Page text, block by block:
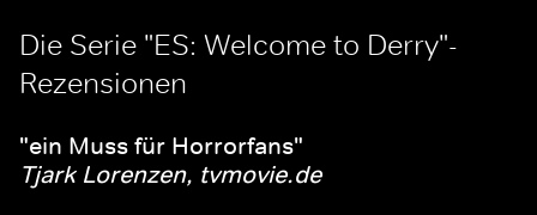
Die Serie "ES: Welcome to Derry"-
Rezensionen
"ein Muss für Horrorfans"
Tjark Lorenzen, tvmovie.de